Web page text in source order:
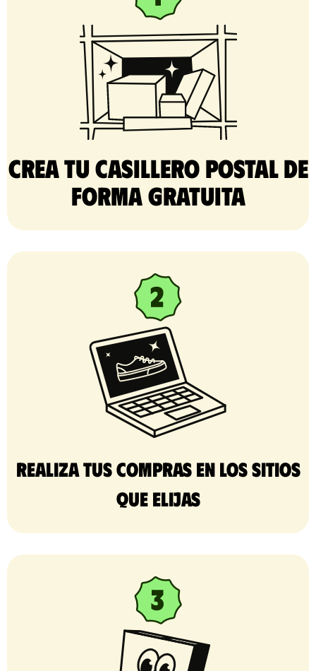
Crea tu casillero postal de
forma gratuita​
Realiza tus compras en los sitios
que elijas